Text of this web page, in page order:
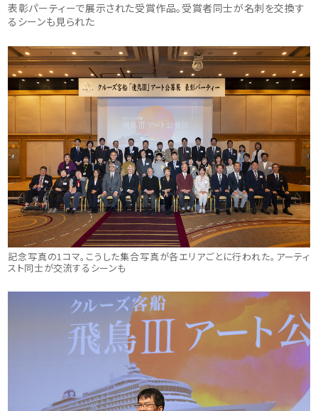
表彰パーティーで展示された受賞作品。受賞者同士が名刺を交換す
るシーンも見られた
記念写真の1コマ。こうした集合写真が各エリアごとに行われた。アーティ
スト同士が交流するシーンも